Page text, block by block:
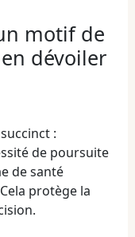
motif de
dévoiler
:
de poursuite
de santé
protège la